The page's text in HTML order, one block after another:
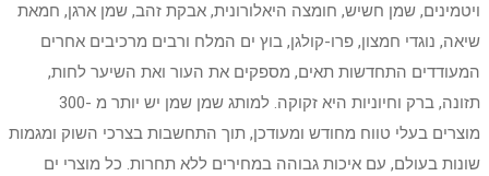
ויטמינים, שמן חשיש, חומצה היאלורונית, אבקת זהב, שמן ארגן, חמאת
שיאה, נוגדי חמצון, פרו-קולגן, בוץ ים המלח ורבים מרכיבים אחרים
המעודדים התחדשות תאים, מספקים את העור ואת השיער לחות,
תזונה, ברק וחיוניות היא זקוקה. למותג שמן שמן יש יותר מ -300
מוצרים בעלי טווח מחודש ומעודכן, תוך התחשבות בצרכי השוק ומגמות
שונות בעולם, עם איכות גבוהה במחירים ללא תחרות. כל מוצרי ים